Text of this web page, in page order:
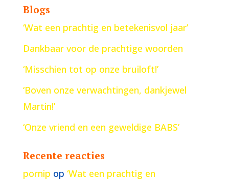
Blogs
‘Wat een prachtig en betekenisvol jaar’
Dankbaar voor de prachtige woorden
‘Misschien tot op onze bruiloft!’
‘Boven onze verwachtingen, dankjewel
Martin!’
‘Onze vriend en een geweldige BABS’
Recente reacties
pornip op ‘Wat een prachtig en